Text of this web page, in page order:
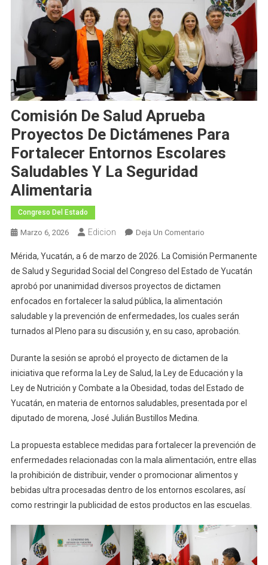
Comisión De Salud Aprueba
Proyectos De Dictámenes Para
Fortalecer Entornos Escolares
Saludables Y La Seguridad
Alimentaria
Congreso Del Estado
Marzo 6, 2026 Edicion Deja Un ComentarioEn
De
Salud
Aprueba
Proyectos
De
Dictámenes
Fortalecer
Entornos
Escolares
Saludables
Alimentaria
Mérida, Yucatán, a 6 de marzo de 2026. La Comisión Permanente
de Salud y Seguridad Social del Congreso del Estado de Yucatán
aprobó por unanimidad diversos proyectos de dictamen
enfocados en fortalecer la salud pública, la alimentación
saludable y la prevención de enfermedades, los cuales serán
turnados al Pleno para su discusión y, en su caso, aprobación.
Durante la sesión se aprobó el proyecto de dictamen de la
iniciativa que reforma la Ley de Salud, la Ley de Educación y la
Ley de Nutrición y Combate a la Obesidad, todas del Estado de
Yucatán, en materia de entornos saludables, presentada por el
diputado de morena, José Julián Bustillos Medina.
La propuesta establece medidas para fortalecer la prevención de
enfermedades relacionadas con la mala alimentación, entre ellas
la prohibición de distribuir, vender o promocionar alimentos y
bebidas ultra procesadas dentro de los entornos escolares, así
como restringir la publicidad de estos productos en las escuelas.